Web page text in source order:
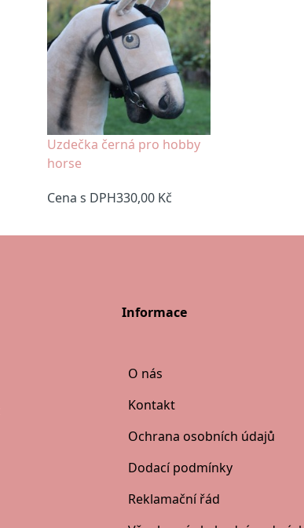
Uzdečka černá pro hobby
horse
Cena s DPH330,00 Kč
Informace
O nás
Kontakt
Ochrana osobních údajů
Dodací podmínky
Reklamační řád